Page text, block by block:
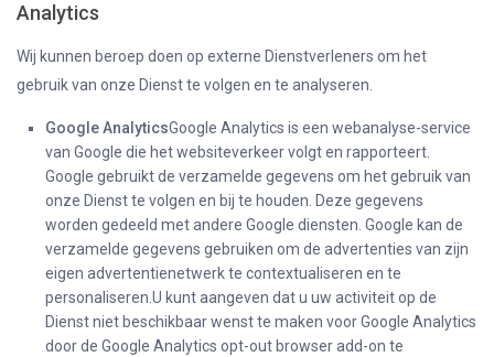
Analytics
Wij kunnen beroep doen op externe Dienstverleners om het
gebruik van onze Dienst te volgen en te analyseren.
Google AnalyticsGoogle Analytics is een webanalyse-service
van Google die het websiteverkeer volgt en rapporteert.
Google gebruikt de verzamelde gegevens om het gebruik van
onze Dienst te volgen en bij te houden. Deze gegevens
worden gedeeld met andere Google diensten. Google kan de
verzamelde gegevens gebruiken om de advertenties van zijn
eigen advertentienetwerk te contextualiseren en te
personaliseren.U kunt aangeven dat u uw activiteit op de
Dienst niet beschikbaar wenst te maken voor Google Analytics
door de Google Analytics opt-out browser add-on te